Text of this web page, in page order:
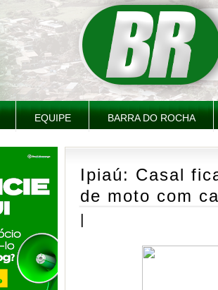
EQUIPE BARRA DO ROCHA
Ipiaú: Casal
de moto com
|